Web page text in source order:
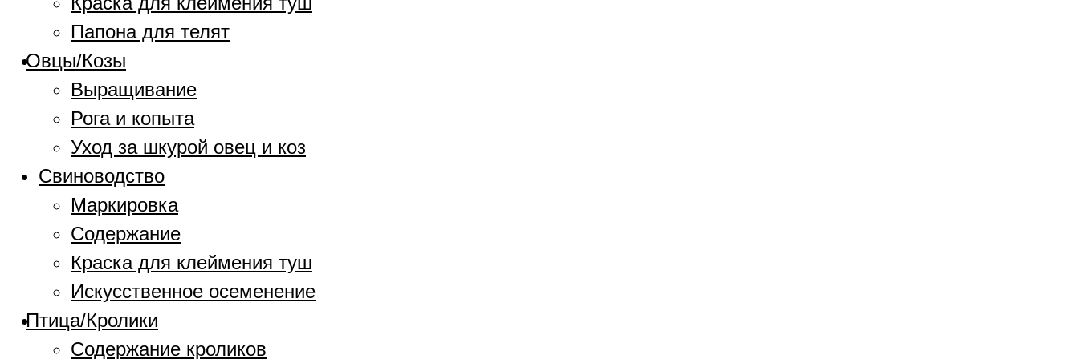
Папона для телят
Овцы/Козы
Выращивание
Рога и копыта
Уход за шкурой овец и коз
Свиноводство
Маркировка
Содержание
Краска для клеймения туш
Искусственное осеменение
Птица/Кролики
Содержание кроликов